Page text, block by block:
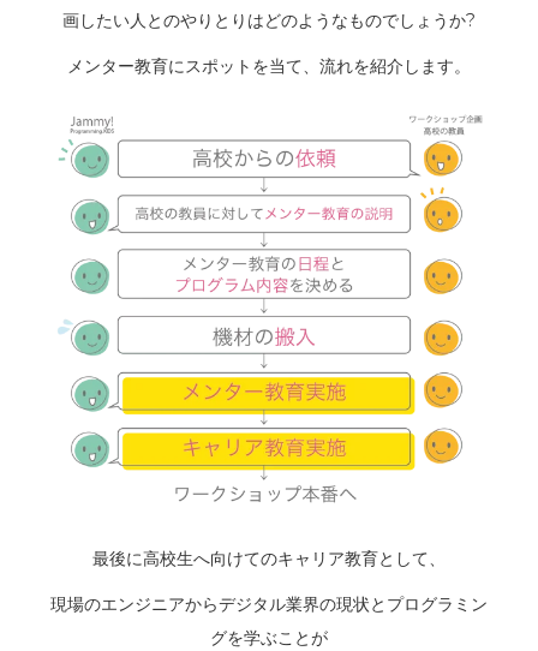
画したい人とのやりとりはどのようなものでしょうか?
メンター教育にスポットを当て、流れを紹介します。
最後に高校生へ向けてのキャリア教育として、
現場のエンジニアからデジタル業界の現状とプログラミン
グを学ぶことが